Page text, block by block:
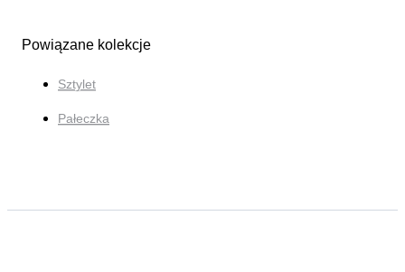
Powiązane kolekcje
Sztylet
Pałeczka